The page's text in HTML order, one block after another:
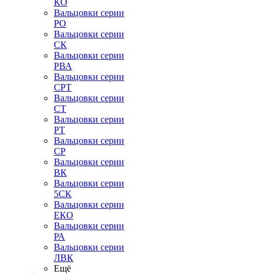
КО
Вальцовки серии
РО
Вальцовки серии
СК
Вальцовки серии
РВА
Вальцовки серии
СРТ
Вальцовки серии
СТ
Вальцовки серии
РТ
Вальцовки серии
СР
Вальцовки серии
ВК
Вальцовки серии
5СК
Вальцовки серии
ЕКО
Вальцовки серии
РА
Вальцовки серии
ЛВК
Ещё